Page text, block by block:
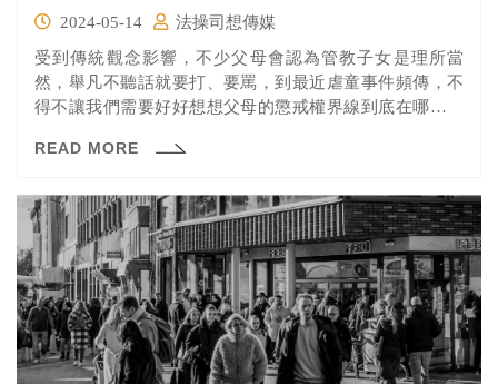
2024-05-14
法操司想傳媒
受到傳統觀念影響，不少父母會認為管教子女是理所當
然，舉凡不聽話就要打、要罵，到最近虐童事件頻傳，不
得不讓我們需要好好想想父母的懲戒權界線到底在哪裡？
READ MORE